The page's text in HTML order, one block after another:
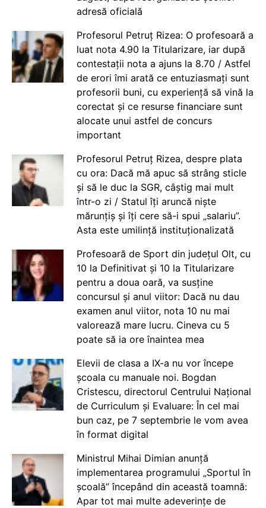
adresă oficială
Profesorul Petruț Rizea: O profesoară a
luat nota 4.90 la Titularizare, iar după
contestații nota a ajuns la 8.70 / Astfel
de erori îmi arată ce entuziasmați sunt
profesorii buni, cu experiență să vină la
corectat și ce resurse financiare sunt
alocate unui astfel de concurs
important
Profesorul Petruț Rizea, despre plata
cu ora: Dacă mă apuc să strâng sticle
și să le duc la SGR, câștig mai mult
într-o zi / Statul îți aruncă niște
mărunțiș și îți cere să-i spui „salariu”.
Asta este umilință instituționalizată
Profesoară de Sport din județul Olt, cu
10 la Definitivat și 10 la Titularizare
pentru a doua oară, va susține
concursul și anul viitor: Dacă nu dau
examen anul viitor, nota 10 nu mai
valorează mare lucru. Cineva cu 5
poate să ia ore înaintea mea
Elevii de clasa a IX-a nu vor începe
școala cu manuale noi. Bogdan
Cristescu, directorul Centrului Național
de Curriculum și Evaluare: În cel mai
bun caz, pe 7 septembrie le vom avea
în format digital
Ministrul Mihai Dimian anunță
implementarea programului „Sportul în
școală” începând din această toamnă:
Apar tot mai multe adeverințe de